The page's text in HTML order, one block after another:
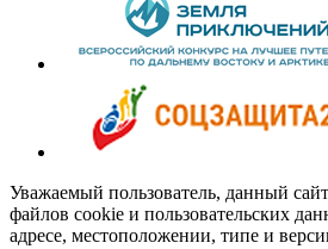
Уважаемый пользователь, данный
файлов cookie и пользовательских
адресе, местоположении, типе и